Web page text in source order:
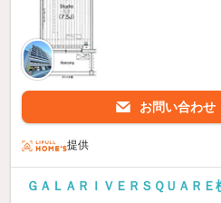
お問い合わせ
提供
ＧＡＬＡＲＩＶＥＲＳＱＵＡＲ